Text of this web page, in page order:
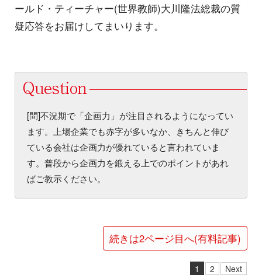
ールド・ティーチャー(世界教師)大川隆法総裁の質
疑応答をお届けしてまいります。
[問]不況期で「企画力」が注目されるようになってい
ます。上場企業でも赤字が多いなか、きちんと伸び
ている会社は企画力が優れていると言われていま
す。普段から企画力を鍛える上でのポイントがあれ
ばご教示ください。
続きは2ページ目へ(有料記事)
1 2 Next